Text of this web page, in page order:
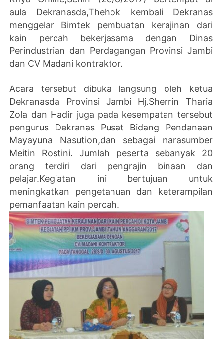
aula Dekranasda,Thehok kembali Dekranas
menggelar Bimtek pembuatan kerajinan dari
kain percah bekerjasama dengan Dinas
Perindustrian dan Perdagangan Provinsi Jambi
dan CV Madani kontraktor.
Acara tersebut dibuka langsung oleh ketua
Dekranasda Provinsi Jambi Hj.Sherrin Tharia
Zola dan Hadir juga pada kesempatan tersebut
pengurus Dekranas Pusat Bidang Pendanaan
Mayayuna Nasution,dan sebagai narasumber
Meitin Rostini. Jumlah peserta sebanyak 20
orang terdiri dari pengrajin binaan dan
pelajar.Kegiatan ini bertujuan untuk
meningkatkan pengetahuan dan keterampilan
pemanfaatan kain percah.